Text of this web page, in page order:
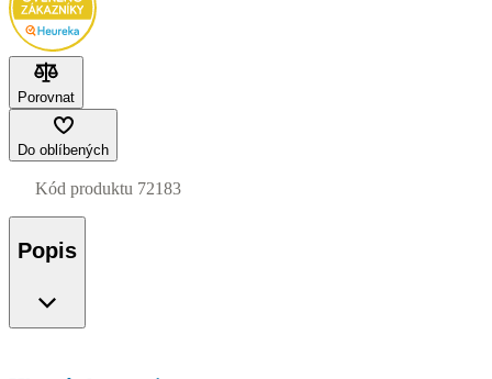
Porovnat
Do oblíbených
Kód produktu 72183
Popis